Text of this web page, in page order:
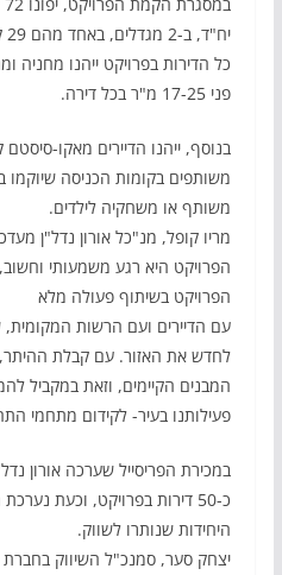
יח"ד, ב-2 מגדלים, באחד מהם 29 קומות ובשני 30.
כל הדירות בפרויקט ייהנו
פני 17-25 מ"ר בכל דירה.
בנוסף, ייהנו הדיירים מאקו-
משותפים בקומות הכניסה
משותף או משחקיה לילדים.
מריו קופל, מנ"כל אורון נדל"ן
הפרויקט היא רגע משמעותי
הפרויקט בשיתוף פעולה מלא
עם הדיירים ועם הרשות
לחדש את האזור. עם קבלת ההיתר,
המבנים הקיימים, וזאת במקביל
פעילותנו בעיר- לקידום מתחמי
במכירת הפריסייל שערכה אורון
היחידות שנותרו לשווק.
יצחק סער, סמנכ"ל השיווק בחברת